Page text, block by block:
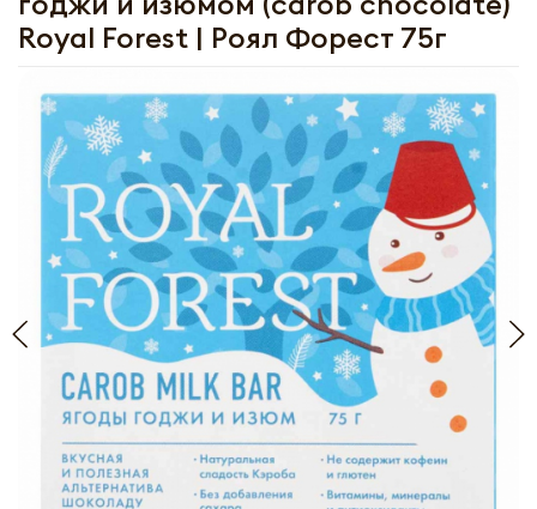
Royal Forest | Роял Форест 75г